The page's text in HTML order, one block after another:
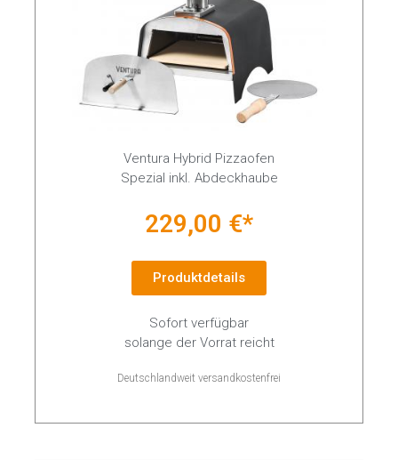
Ventura Hybrid Pizzaofen
Spezial inkl. Abdeckhaube
229,00 €*
Produktdetails
Sofort verfügbar
solange der Vorrat reicht
Deutschlandweit versandkostenfrei